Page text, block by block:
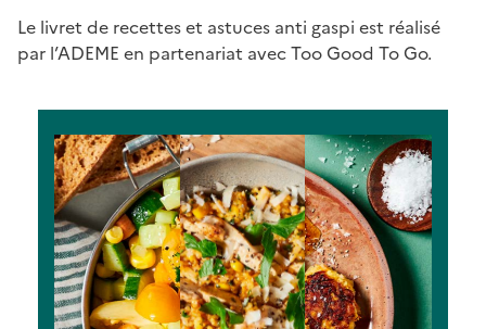
Le livret de recettes et astuces anti gaspi est réalisé
par l’ADEME en partenariat avec Too Good To Go.